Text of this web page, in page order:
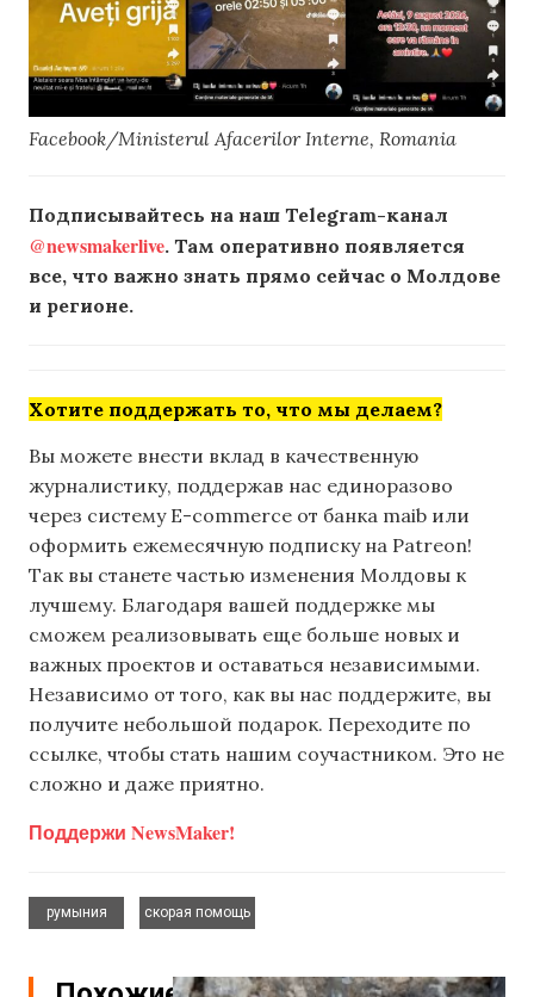
Facebook/Ministerul Afacerilor Interne, Romania
Подписывайтесь на наш Telegram-канал
@newsmakerlive. Там оперативно появляется
все, что важно знать прямо сейчас о Молдове
и регионе.
Хотите поддержать то, что мы делаем?
Вы можете внести вклад в качественную
журналистику, поддержав нас единоразово
через систему E-commerce от банка maib или
оформить ежемесячную подписку на Patreon!
Так вы станете частью изменения Молдовы к
лучшему. Благодаря вашей поддержке мы
сможем реализовывать еще больше новых и
важных проектов и оставаться независимыми.
Независимо от того, как вы нас поддержите, вы
получите небольшой подарок. Переходите по
ссылке, чтобы стать нашим соучастником. Это не
сложно и даже приятно.
Поддержи NewsMaker!
румыния
скорая помощь